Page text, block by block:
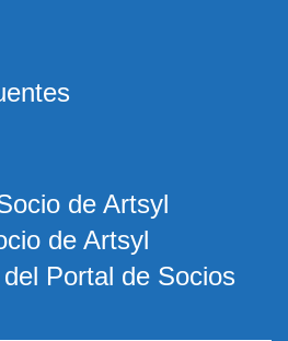
de Artsyl
de Artsyl
Portal de Socios